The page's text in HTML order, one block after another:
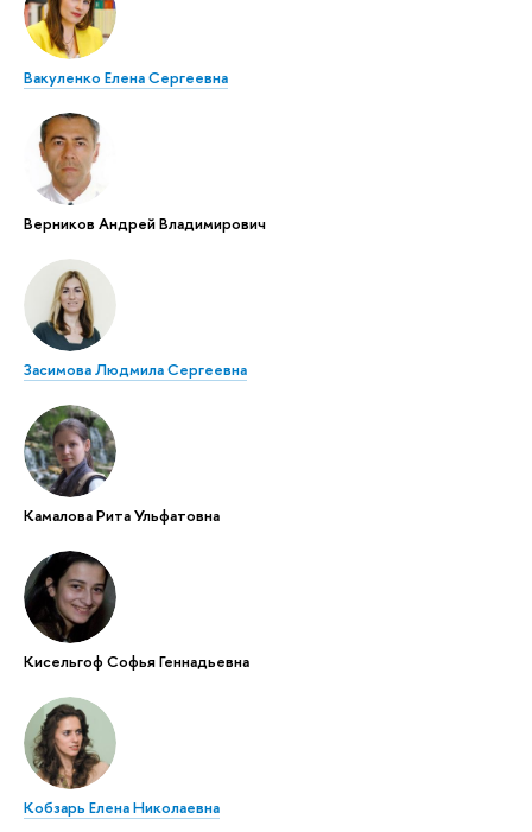
Вакуленко Елена Сергеевна
Верников Андрей Владимирович
Засимова Людмила Сергеевна
Камалова Рита Ульфатовна
Кисельгоф Софья Геннадьевна
Кобзарь Елена Николаевна